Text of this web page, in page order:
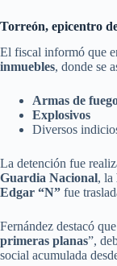
Torreón, epicentro
El fiscal informó que
inmuebles, donde se
Armas de
Explosivos
Diversos
La detención fue
Guardia Nacional, la
Edgar “N” fue
Fernández destacó
primeras planas”,
social acumulada